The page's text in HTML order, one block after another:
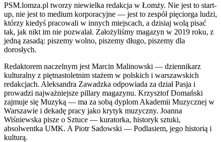
PSM.lomza.pl tworzy niewielka redakcja w Łomży. Nie jest to start-
up, nie jest to medium korporacyjne — jest to zespół pięciorga ludzi,
którzy kiedyś pracowali w innych miejscach, a dzisiaj wolą pisać
tak, jak nikt im nie pozwalał. Założyliśmy magazyn w 2019 roku, z
jedną zasadą: piszemy wolno, piszemy długo, piszemy dla
dorosłych.
Redaktorem naczelnym jest Marcin Malinowski — dziennikarz
kulturalny z piętnastoletnim stażem w polskich i warszawskich
redakcjach. Aleksandra Zawadzka odpowiada za dział Pasja i
prowadzi najważniejsze pillary magazynu. Krzysztof Domański
zajmuje się Muzyką — ma za sobą dyplom Akademii Muzycznej w
Warszawie i dekadę pracy jako krytyk muzyczny. Joanna
Wiśniewska pisze o Sztuce — kuratorka, historyk sztuki,
absolwentka UMK. A Piotr Sadowski — Podlasiem, jego historią i
kulturą.